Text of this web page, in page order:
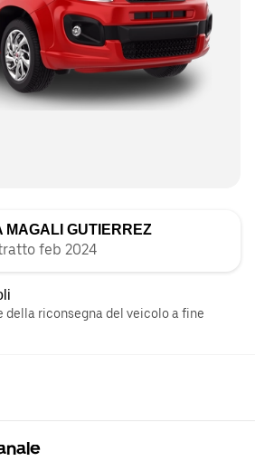
MAGALI GUTIERREZ
feb 2024
della riconsegna del veicolo a fine